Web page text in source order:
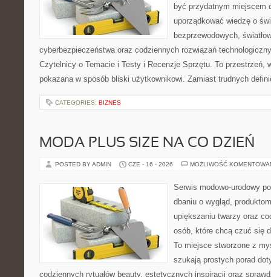
być przydatnym miejscem
uporządkować wiedzę o
bezprzewodowych,
cyberbezpieczeństwa oraz codziennych rozwiązań
Czytelnicy o Temacie i Testy i Recenzje Sprzętu. To przestrzeń,
pokazana w sposób bliski użytkownikowi. Zamiast trudnych
CATEGORIES: BIZNES
MODA PLUS SIZE NA CO DZIEŃ
POSTED BY ADMIN CZE - 16 - 2026 MOŻLIWOŚĆ
Serwis modowo-urodowy
dbaniu o wygląd,
upiększaniu twarzy oraz
osób, które chcą czuć się
To miejsce stworzone z
szukają prostych porad
codziennych rytuałów beauty, estetycznych inspiracji oraz